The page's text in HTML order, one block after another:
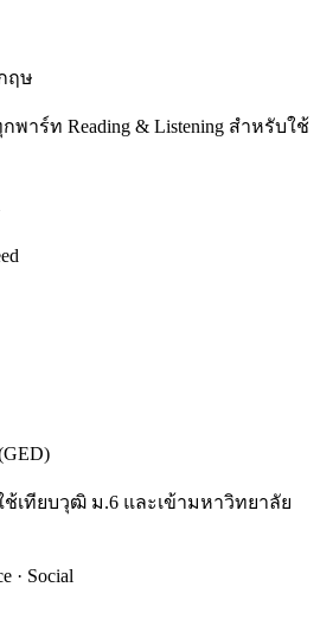
ฤษ
พาร์ท Reading & Listening สำหรับใช้
ช้เทียบวุฒิ ม.6 และเข้ามหาวิทยาลัย
· Social